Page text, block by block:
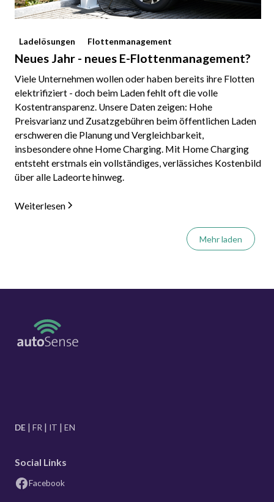
Ladelösungen Flottenmanagement
Neues Jahr - neues E-Flottenmanagement?
Viele Unternehmen wollen oder haben bereits ihre Flotten
elektrifiziert - doch beim Laden fehlt oft die volle
Kostentransparenz. Unsere Daten zeigen: Hohe
Preisvarianz und Zusatzgebühren beim öffentlichen Laden
erschweren die Planung und Vergleichbarkeit,
insbesondere ohne Home Charging. Mit Home Charging
entsteht erstmals ein vollständiges, verlässiches Kostenbild
über alle Ladeorte hinweg.
Weiterlesen
Mehr laden
DE FR IT EN
Social Links
Facebook